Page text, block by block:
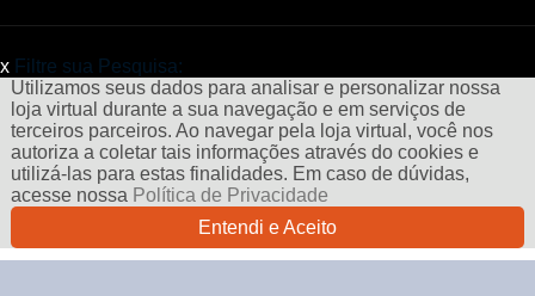
x Filtre sua Pesquisa:
Utilizamos seus dados para analisar e personalizar nossa
loja virtual durante a sua navegação e em serviços de
terceiros parceiros. Ao navegar pela loja virtual, você nos
autoriza a coletar tais informações através do cookies e
utilizá-las para estas finalidades. Em caso de dúvidas,
acesse nossa Política de Privacidade
Entendi e Aceito